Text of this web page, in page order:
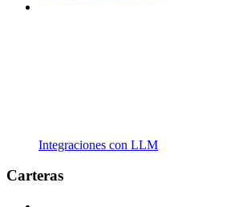
Integraciones con LLM
Carteras